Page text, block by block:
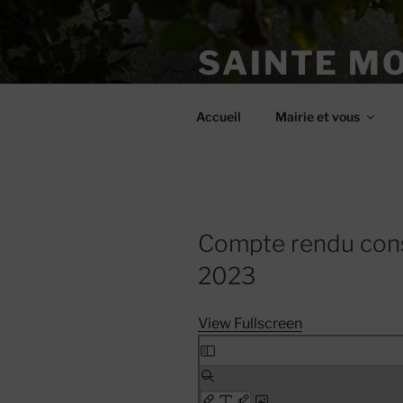
SAINTE
Accueil Mairie et vous
Compte rendu
2023
View Fullscreen
Skip
PDF